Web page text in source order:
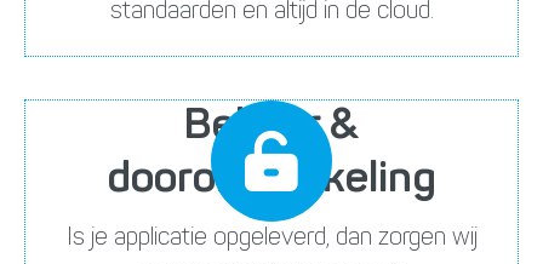
standaarden en altijd in de cloud.
Beheer &
doorontwikkeling
Is je applicatie opgeleverd, dan zorgen wij